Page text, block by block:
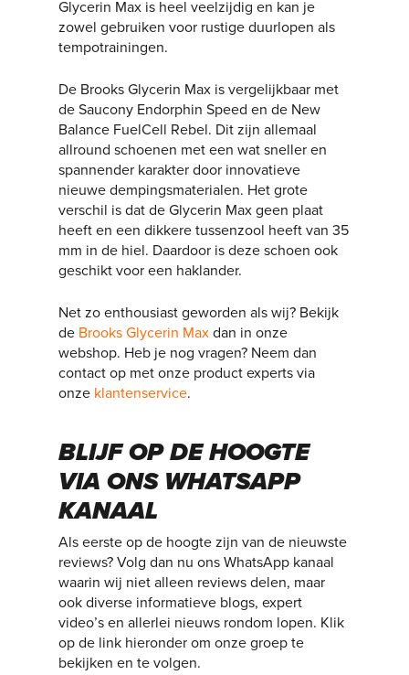
Glycerin Max is heel veelzijdig en kan je
zowel gebruiken voor rustige duurlopen als
tempotrainingen.
De Brooks Glycerin Max is vergelijkbaar met
de Saucony Endorphin Speed en de New
Balance FuelCell Rebel. Dit zijn allemaal
allround schoenen met een wat sneller en
spannender karakter door innovatieve
nieuwe dempingsmaterialen. Het grote
verschil is dat de Glycerin Max geen plaat
heeft en een dikkere tussenzool heeft van 35
mm in de hiel. Daardoor is deze schoen ook
geschikt voor een haklander.
Net zo enthousiast geworden als wij? Bekijk
de Brooks Glycerin Max dan in onze
webshop. Heb je nog vragen? Neem dan
contact op met onze product experts via
onze klantenservice.
BLIJF OP DE HOOGTE
VIA ONS WHATSAPP
KANAAL
Als eerste op de hoogte zijn van de nieuwste
reviews? Volg dan nu ons WhatsApp kanaal
waarin wij niet alleen reviews delen, maar
ook diverse informatieve blogs, expert
video’s en allerlei nieuws rondom lopen. Klik
op de link hieronder om onze groep te
bekijken en te volgen.